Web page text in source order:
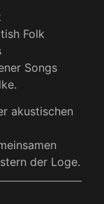
Folk
Songs
akustischen
der Loge.